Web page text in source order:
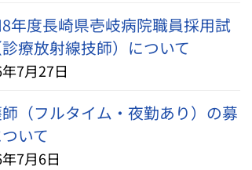
年度長崎県壱岐病院職員採用試
療放射線技師）について
7月27日
（フルタイム・夜勤あり）の募
いて
7月6日